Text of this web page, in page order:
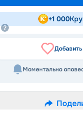
+1 000
Моментально